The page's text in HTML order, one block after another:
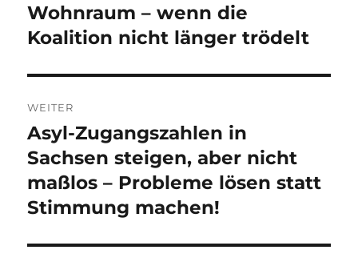
Wohnraum – wenn die
Koalition nicht länger trödelt
WEITER
Nächster
Beitrag:
Asyl-Zugangszahlen in
Sachsen steigen, aber nicht
maßlos – Probleme lösen statt
Stimmung machen!